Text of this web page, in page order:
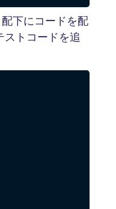
下にコードを配
トコードを追